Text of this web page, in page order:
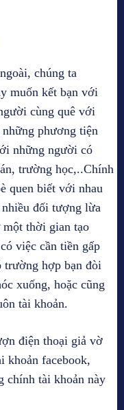
chúng ta
muốn kết bạn với
cùng quê với
phương tiện
những người có
trường học,..Chính
quen biết với nhau
đối tượng lừa
một thời gian tạo
việc cần tiền gấp
trường hợp bạn đòi
xuống, hoặc cũng
tài khoản.
điện thoại giả vờ
khoản facebook,
chính tài khoản này